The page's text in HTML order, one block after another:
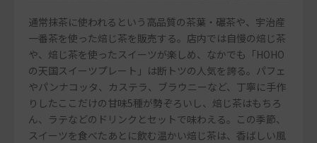
通常抹茶に使われるという高品質の茶葉・碾茶や、宇治産
一番茶を使った焙じ茶を販売する。店内では自慢の焙じ茶
や、焙じ茶を使ったスイーツが楽しめ、なかでも「HOHO
の天国スイーツプレート」は断トツの人気を誇る。パフェ
やパンナコッタ、カステラ、ブラウニーなど、丁寧に手作
りしたここだけの甘味5種が勢ぞろいし、焙じ茶はもちろ
ん、ラテなどのドリンクとセットで味わえる。この季節、
スイーツを食べたあとに飲む温かい焙じ茶は、香ばしい風